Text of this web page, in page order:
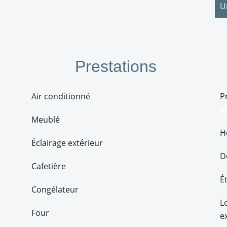
Prestations
Air conditionné
Meublé
Éclairage extérieur
Cafetière
Congélateur
Four